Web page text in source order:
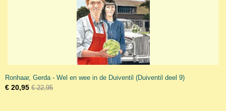
Ronhaar, Gerda - Wel en wee in de Duiventil (Duiventil deel 9)
€ 20,95 € 22,95